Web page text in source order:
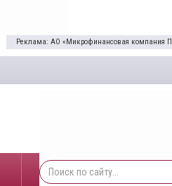
Реклама: АО «Микрофинансовая компания